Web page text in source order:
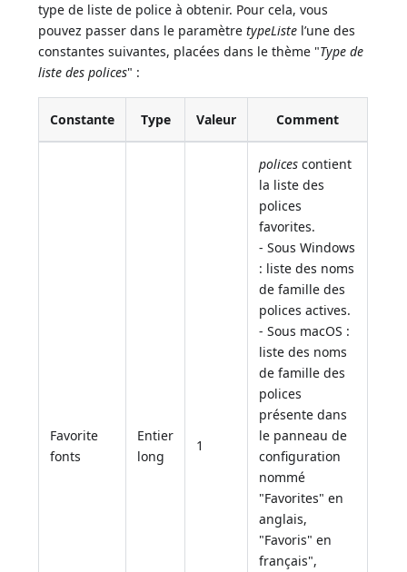
type de liste de police à obtenir. Pour cela, vous
pouvez passer dans le paramètretypeListe l’une des
constantes suivantes, placées dans le thème "Type de
liste des polices" :
Constante Type Valeur Comment
Favorite
fonts
Entier
long
1
polices contient
la liste des
polices
favorites.
- Sous Windows
: liste des noms
de famille des
polices actives.
- Sous macOS :
liste des noms
de famille des
polices
présente dans
le panneau de
configuration
nommé
"Favorites" en
anglais,
"Favoris" en
français",